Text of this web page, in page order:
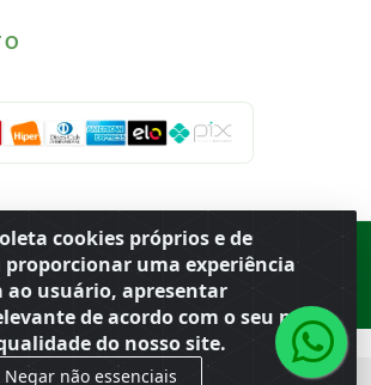
cookies próprios e de
uma experiência
ao usuário, apresentar
de acordo com o seu perfil
do nosso site.
Negar não essenciais
98 — Área Rural Porto Ferreira ·BR
· CEP
0001-91